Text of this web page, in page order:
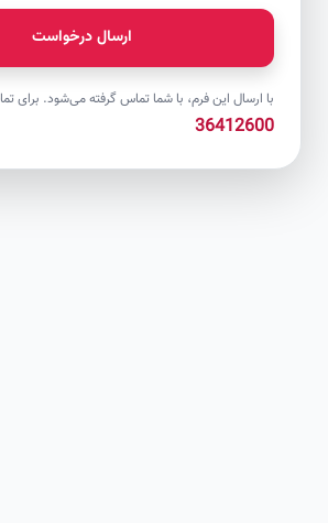
ارسال درخواست
با ارسال این فرم، با شما تماس گرفته می‌شود. برای تماس فوری:
36412600